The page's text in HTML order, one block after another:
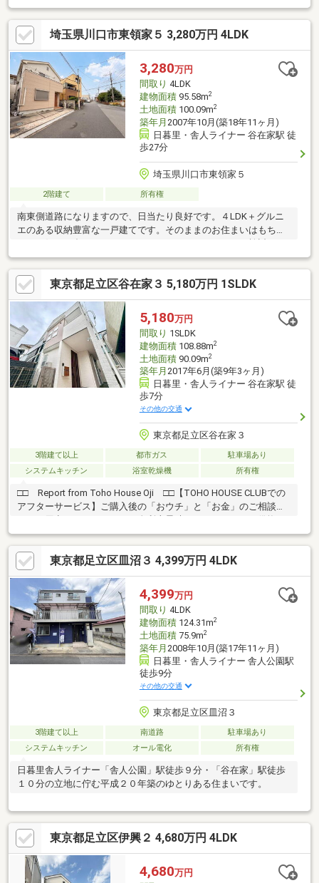
もすっきり、空間を有効に使えます◆季節モノの収納に便利な屋
裏裏収納などもあり収納充実！◆効率よくお料理ができるL字型
のキッチン！◆キッチン、洗面台、ユニットバス、トイレを新規
交換！気持ちよくお使いいただけます！◆浴室乾燥暖房機＋追焚
機能の機能充実のバスルーム◆愛車を守れるビルトイン車庫付
き！前面道路は幅員約6mと広く駐車もスムーズ！◆地勢は生活が
しやすい平坦地となっております！
埼玉県川口市東領家５ 3,280万円 4LDK
3,280万円
間取り 4LDK
建物面積95.58m2
土地面積100.09m2
築年月 2007年10月(築18年11ヶ月)
日暮里・舎人ライナー 谷在家駅 徒
歩27分
埼玉県川口市東領家５
2階建て 所有権
南東側道路になりますので、日当たり良好です。４LDK＋グルニ
エのある収納豊富な一戸建てです。そのままのお住まいはもちろ
ん、お好みに合わせたリフォームやリノベーションもご検討いた
だけます。スーパーやコンビニ、公園など生活利便施設も充実し
ており、子育て世帯からシニア世帯まで幅広い方におすすめで
す。 また、賃貸運用など投資用不動産としてもご検討いただけま
す。住居用・資産活用の両面で可能性を持つ物件です。
東京都足立区谷在家３ 5,180万円 1SLDK
5,180万円
間取り 1SLDK
建物面積108.88m2
土地面積90.09m2
築年月 2017年6月(築9年3ヶ月)
日暮里・舎人ライナー 谷在家駅 徒
歩7分
その他の交通
東京都足立区谷在家３
3階建て以上 都市ガス
駐車場あり
システムキッチン
浴室乾燥機 所有権
□□ Report from Toho House Oji □□【TOHO HOUSE CLUBでの
アフターサービス】ご購入後の「おウチ」と「お金」のご相談窓
相談、繰上返済のタイミング、各種保険の見直し・・・etc・おウ
チの設備保証や定期点検、駆け付けサービス・・・etc購入前のタ
イミングは勿論、購入後のご不安につきましてもご相談可能で
す！まずはお気軽に現地をご覧下さいませ。物件の詳細につい
て、ご見学希望のお客様は下記番号までお気軽にご連絡下さい。
お問い合わせ専用フリーダイヤル ： ０１２０－１０４－５７０
東京都足立区皿沼３ 4,399万円 4LDK
4,399万円
間取り 4LDK
建物面積124.31m2
土地面積75.9m2
築年月 2008年10月(築17年11ヶ月)
日暮里・舎人ライナー 舎人公園駅
徒歩9分
その他の交通
東京都足立区皿沼３
3階建て以上 南道路
駐車場あり
システムキッチン
オール電化 所有権
日暮里舎人ライナー「舎人公園」駅徒歩９分・「谷在家」駅徒歩
１０分の立地に佇む平成２０年築のゆとりある住まいです。
東京都足立区伊興２ 4,680万円 4LDK
4,680万円